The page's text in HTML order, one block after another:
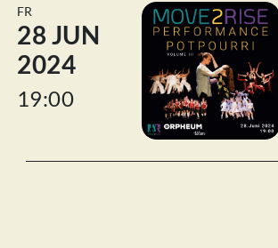
FR
28 JUN
2024
19:00